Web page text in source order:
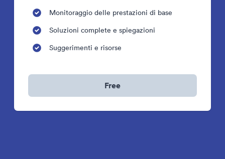
Monitoraggio delle prestazioni di base
Soluzioni complete e spiegazioni
Suggerimenti e risorse
Free